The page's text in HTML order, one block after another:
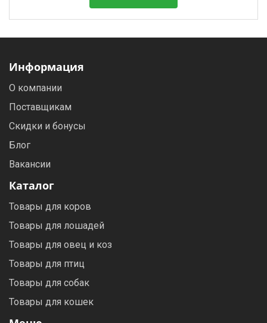
Информация
О компании
Поставщикам
Скидки и бонусы
Блог
Вакансии
Каталог
Товары для коров
Товары для лошадей
Товары для овец и коз
Товары для птиц
Товары для собак
Товары для кошек